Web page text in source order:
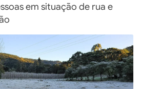
em situação de rua e